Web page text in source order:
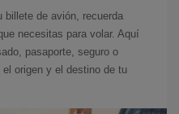
billete de avión, recuerda
necesitas para volar. Aquí
pasaporte, seguro o
origen y el destino de tu